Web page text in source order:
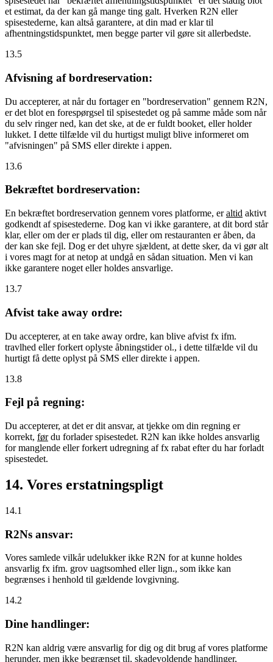
et estimat, da der kan gå mange ting galt. Hverken R2N eller
spisestederne, kan altså garantere, at din mad er klar til
afhentningstidspunktet, men begge parter vil gøre sit allerbedste.
13.5
Afvisning af bordreservation:
Du accepterer, at når du fortager en "bordreservation" gennem R2N,
er det blot en forespørgsel til spisestedet og på samme måde som når
du selv ringer ned, kan det ske, at de er fuldt booket, eller holder
lukket. I dette tilfælde vil du hurtigst muligt blive informeret om
"afvisningen" på SMS eller direkte i appen.
13.6
Bekræftet bordreservation:
En bekræftet bordreservation gennem vores platforme, eraltid aktivt
godkendt af spisestederne. Dog kan vi ikke garantere, at dit bord står
klar, eller om der er plads til dig, eller om restauranten er åben, da
der kan ske fejl. Dog er det uhyre sjældent, at dette sker, da vi gør alt
i vores magt for at netop at undgå en sådan situation. Men vi kan
ikke garantere noget eller holdes ansvarlige.
13.7
Afvist take away ordre:
Du accepterer, at en take away ordre, kan blive afvist fx ifm.
travlhed eller forkert oplyste åbningstider ol., i dette tilfælde vil du
hurtigt få dette oplyst på SMS eller direkte i appen.
13.8
Fejl på regning:
Du accepterer, at det er dit ansvar, at tjekke om din regning er
korrekt, førdu forlader spisestedet. R2N kan ikke holdes ansvarlig
for manglende eller forkert udregning af fx rabat efter du har forladt
spisestedet.
14. Vores erstatningspligt
14.1
R2Ns ansvar:
Vores samlede vilkår udelukker ikke R2N for at kunne holdes
ansvarlig fx ifm. grov uagtsomhed eller lign., som ikke kan
begrænses i henhold til gældende lovgivning.
14.2
Dine handlinger:
R2N kan aldrig være ansvarlig for dig og dit brug af vores platforme
herunder, men ikke begrænset til, skadevoldende handlinger,